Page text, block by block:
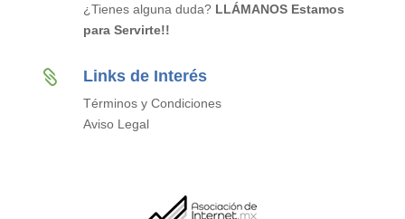
¿Tienes alguna duda? LLÁMANOS Estamos
para Servirte!!
 Links de Interés
Términos y Condiciones
Aviso Legal